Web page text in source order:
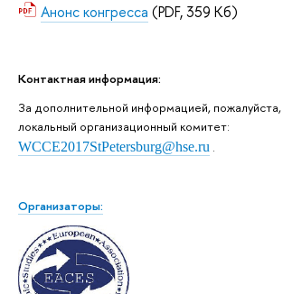
Анонс конгресса (PDF, 359 Кб)
Контактная информация:
За дополнительной информацией,
локальный организационный комитет:
WCCE2017StPetersburg@hse.ru .
Организаторы: